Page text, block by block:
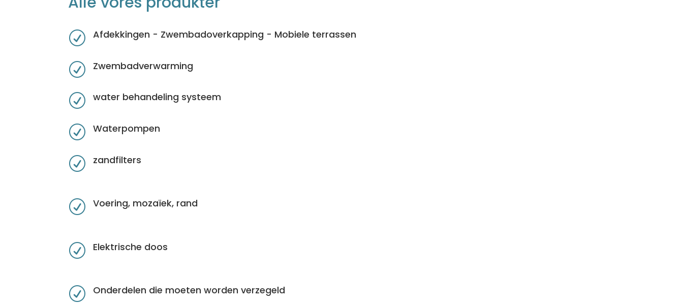
R Afdekkingen - Zwembadoverkapping - Mobiele terrassen
R Zwembadverwarming
R water behandeling systeem
R Waterpompen
R zandfilters
R Voering, mozaïek, rand
R Elektrische doos
R Onderdelen die moeten worden verzegeld